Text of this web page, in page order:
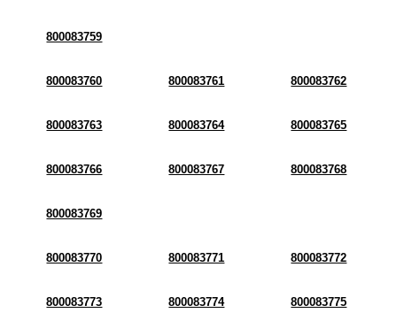
800083759
800083760 800083761 800083762
800083763 800083764 800083765
800083766 800083767 800083768
800083769
800083770 800083771 800083772
800083773 800083774 800083775